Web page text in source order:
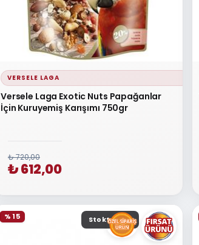
VERSELE LAGA
Versele Laga Exotic Nuts Papağanlar
İçin Kuruyemiş Karışımı 750gr
₺ 720,00
₺ 612,00
Stokta yok
% 15